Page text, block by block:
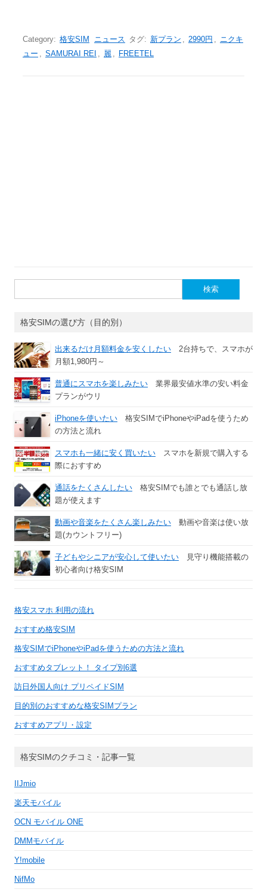
Category: 格安SIM ニュース タグ: 新プラン , 2990円 , ニクキ
ュー , SAMURAI REI , 麗 , FREETEL
索:
格安SIMの選び方（目的別）
出来るだけ月額料金を安くしたい 2台持ちで、スマホが
月額1,980円～
普通にスマホを楽しみたい 業界最安値水準の安い料金
プランがウリ
iPhoneを使いたい 格安SIMでiPhoneやiPadを使うため
の方法と流れ
スマホも一緒に安く買いたい スマホを新規で購入する
際におすすめ
通話をたくさんしたい 格安SIMでも誰とでも通話し放
題が使えます
動画や音楽をたくさん楽しみたい 動画や音楽は使い放
題(カウントフリー)
子どもやシニアが安心して使いたい 見守り機能搭載の
初心者向け格安SIM
格安スマホ 利用の流れ
おすすめ格安SIM
格安SIMでiPhoneやiPadを使うための方法と流れ
おすすめタブレット！ タイプ別6選
訪日外国人向け プリペイドSIM
目的別のおすすめな格安SIMプラン
おすすめアプリ・設定
格安SIMのクチコミ・記事一覧
IIJmio
楽天モバイル
OCN モバイル ONE
DMMモバイル
Y!mobile
NifMo